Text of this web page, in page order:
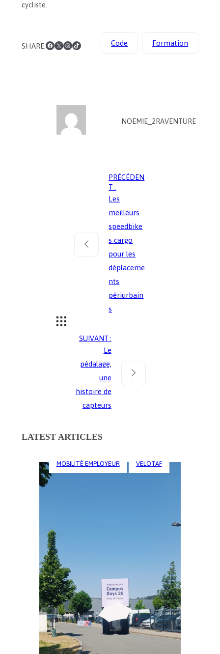
cycliste.
SHARE:Facebook
XInstagram
TikTok Code Formation
NOEMIE_2RAVENTURE
PRÉCÉDEN
T :
Les
meilleurs
speedbike
s cargo
pour les
déplaceme
nts
périurbain
s
SUIVANT :
Le
pédalage,
une
histoire de
capteurs
LATEST ARTICLES
MOBILITÉ EMPLOYEUR VELOTAF